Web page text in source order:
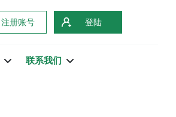
注册账号 登陆
联系我们